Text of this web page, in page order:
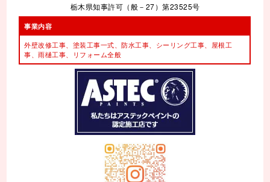
栃木県知事許可（般－27）第23525号
事業内容
外壁改修工事、塗装工事⼀式、防水工事、シーリング工事、 屋根工
事、雨樋工事、
リフォーム全般